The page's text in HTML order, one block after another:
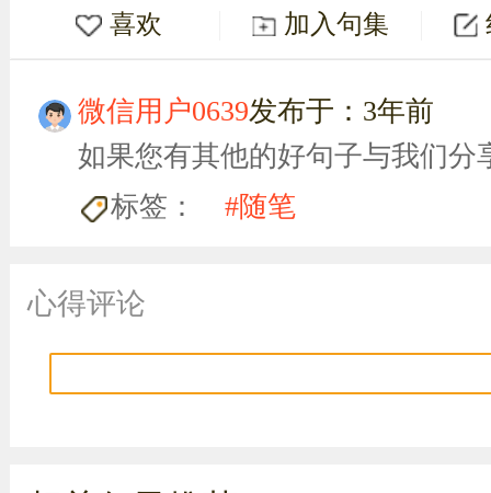
喜欢 加入句集
微信用户0639发布于：3年前
如果您有其他的好句子与我们分
标签：
#随笔
心得评论